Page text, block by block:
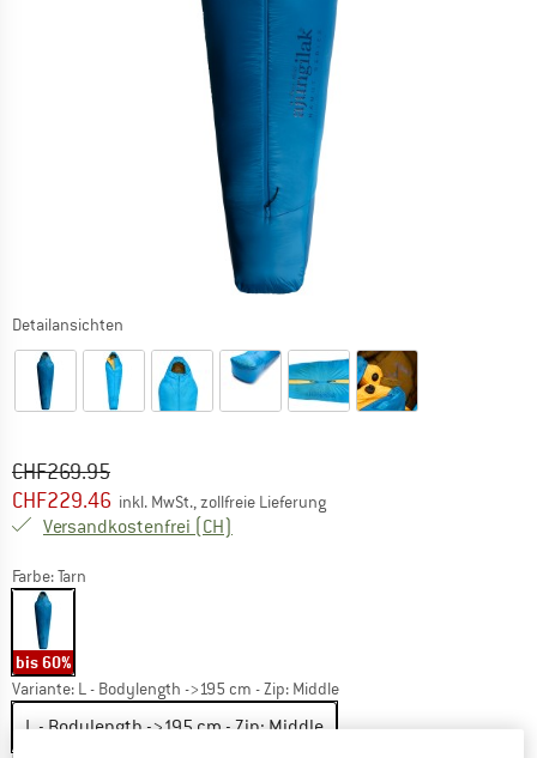
Detailansichten
Ursprünglicher Preis :
CHF269.95
Preis:
CHF229.46 inkl. MwSt., zollfreie Lieferung
Versandkostenfrei (CH)
Farbe:Tarn
bis 60%
Variante: L - Bodylength ->195 cm - Zip: Middle
L - Bodylength ->195 cm - Zip: Middle